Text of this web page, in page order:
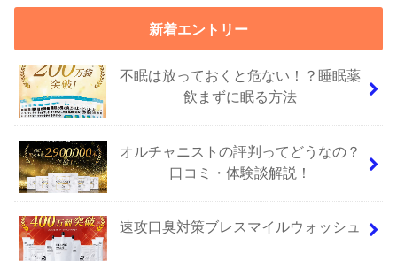
新着エントリー
不眠は放っておくと危ない！？睡眠薬
飲まずに眠る方法
オルチャニストの評判ってどうなの？
口コミ・体験談解説！
速攻口臭対策ブレスマイルウォッシュ